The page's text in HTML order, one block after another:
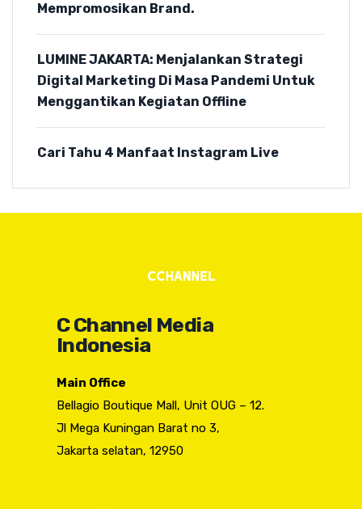
Mempromosikan Brand.
LUMINE JAKARTA: Menjalankan Strategi
Digital Marketing Di Masa Pandemi Untuk
Menggantikan Kegiatan Offline
Cari Tahu 4 Manfaat Instagram Live
C Channel Media
Indonesia
Main Office
Bellagio Boutique Mall, Unit OUG – 12.
Jl Mega Kuningan Barat no 3,
Jakarta selatan, 12950